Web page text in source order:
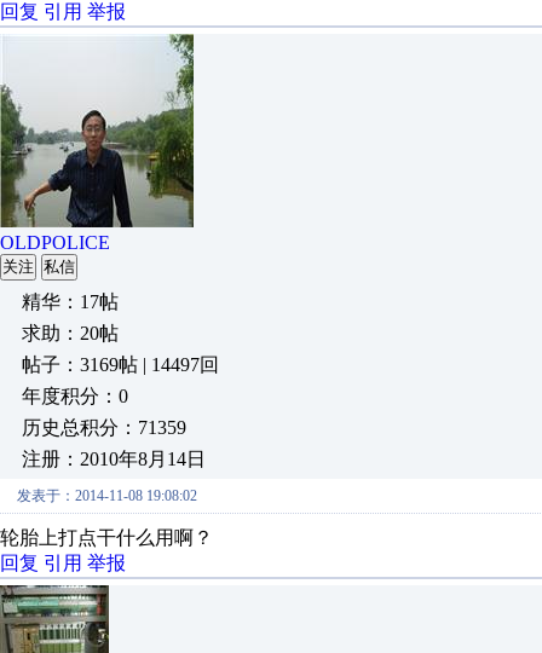
回复 引用 举报
OLDPOLICE
关注 私信
精华：17帖
求助：20帖
帖子：3169帖 | 14497回
年度积分：0
历史总积分：71359
注册：2010年8月14日
发表于：2014-11-08 19:08:02
轮胎上打点干什么用啊？
回复 引用 举报